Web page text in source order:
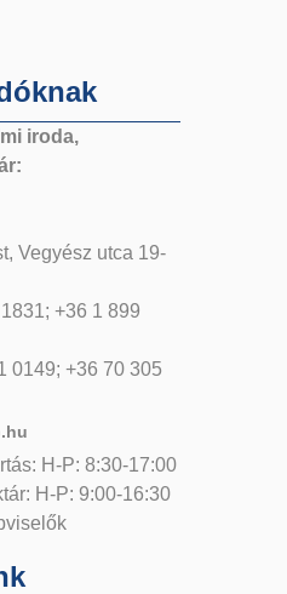
iroda,
Vegyész utca 19-
+36 1 899
0149; +36 70 305
H-P: 8:30-17:00
H-P: 9:00-16:30